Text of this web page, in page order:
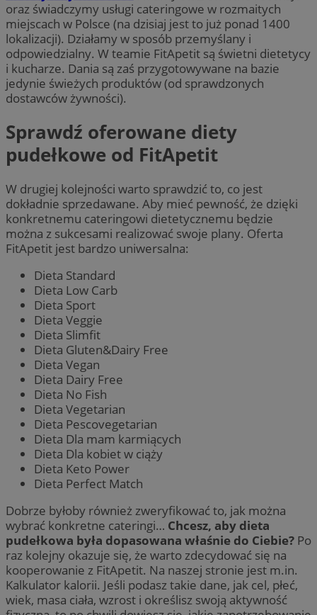
oraz świadczymy usługi cateringowe w rozmaitych
miejscach w Polsce (na dzisiaj jest to już ponad 1400
lokalizacji). Działamy w sposób przemyślany i
odpowiedzialny. W teamie FitApetit są świetni dietetycy
i kucharze. Dania są zaś przygotowywane na bazie
jedynie świeżych produktów (od sprawdzonych
dostawców żywności).
Sprawdź oferowane diety
pudełkowe od FitApetit
W drugiej kolejności warto sprawdzić to, co jest
dokładnie sprzedawane. Aby mieć pewność, że dzięki
konkretnemu cateringowi dietetycznemu będzie
można z sukcesami realizować swoje plany. Oferta
FitApetit jest bardzo uniwersalna:
Dieta Standard
Dieta Low Carb
Dieta Sport
Dieta Veggie
Dieta Slimfit
Dieta Gluten&Dairy Free
Dieta Vegan
Dieta Dairy Free
Dieta No Fish
Dieta Vegetarian
Dieta Pescovegetarian
Dieta Dla mam karmiących
Dieta Dla kobiet w ciąży
Dieta Keto Power
Dieta Perfect Match
Dobrze byłoby również zweryfikować to, jak można
wybrać konkretne cateringi… Chcesz, aby dieta
pudełkowa była dopasowana właśnie do Ciebie? Po
raz kolejny okazuje się, że warto zdecydować się na
kooperowanie z FitApetit. Na naszej stronie jest m.in.
Kalkulator kalorii. Jeśli podasz takie dane, jak cel, płeć,
wiek, masa ciała, wzrost i określisz swoją aktywność